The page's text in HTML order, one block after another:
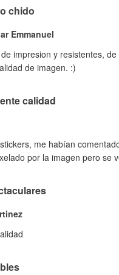
chido
Emmanuel
impresion y resistentes,
de imagen. :)
calidad
me habían
por la imagen pero se